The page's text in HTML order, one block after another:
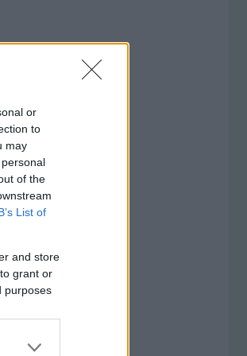
or
to
may
of the
List of
and store
grant or
purposes